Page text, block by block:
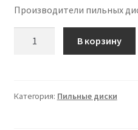
Производители пильных
В корзину
Категория: Пильные диски